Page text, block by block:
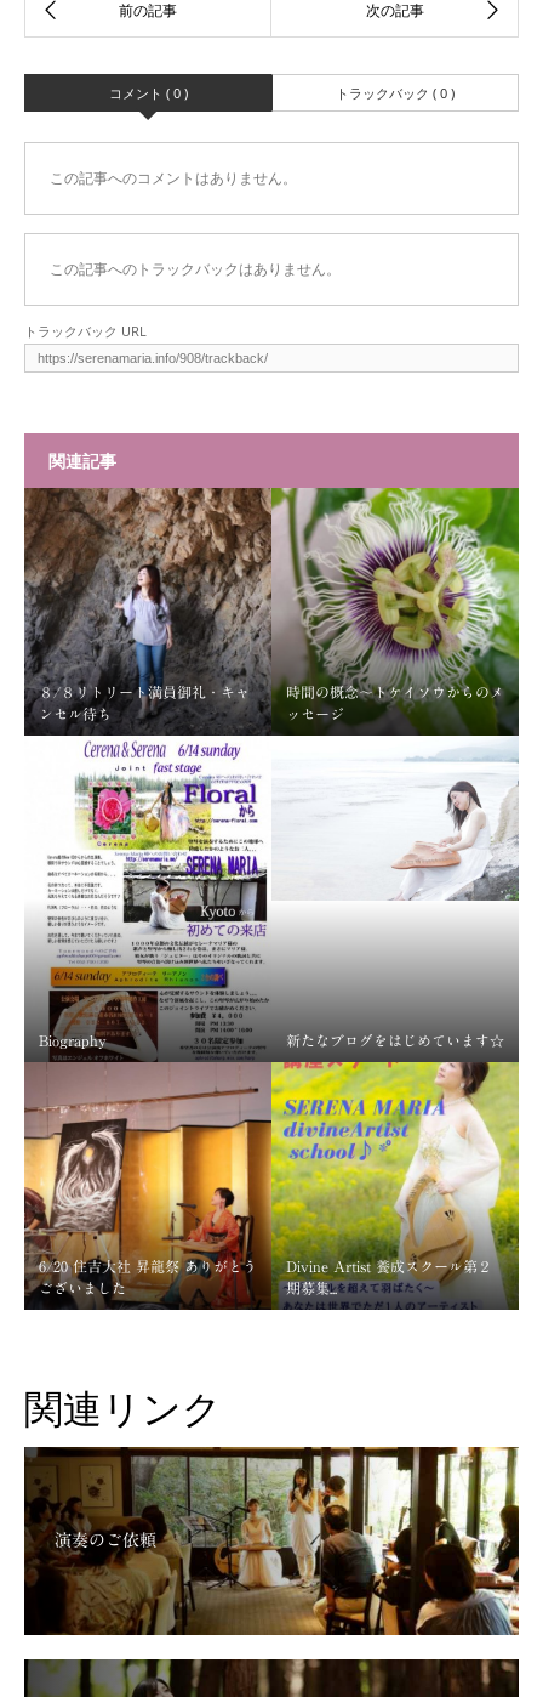
コメント ( 0 ) トラックバック ( 0 )
この記事へのコメントはありません。
この記事へのトラックバックはありません。
トラックバック URL
関連記事
８/８リトリート満員御礼・キャ
ンセル待ち
時間の概念～トケイソウからのメ
ッセージ
Biography 新たなブログをはじめています☆
6/20 住吉大社 昇龍祭 ありがとう
ございました
Divine Artist 養成スクール第２
期募集...
関連リンク
演奏のご依頼